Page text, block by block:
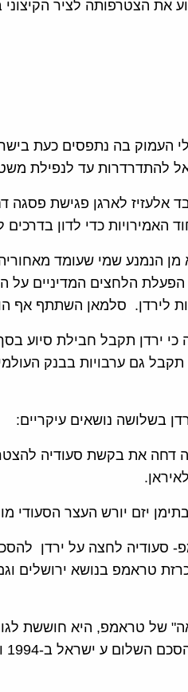
את הצטרפותה לציר
העמוק בה נתפסים כעת
להתדרדרות עד לנפילת
האמירויות כדי לדון
מן הנמנע שמי שעומד
הלחצים המדיניים
לירדן. סלמאן השתתף
בשלושה נושאים עיקריים:
את בקשת סעודיה
יזם יורש העצר הסעודי
לחצה על ירדן
טראמפ בנושא ירושלים
של טראמפ, היא חוששת